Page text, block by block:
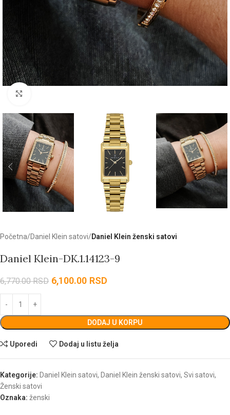
Početna Daniel Klein satovi Daniel Klein ženski satovi
Daniel Klein-DK.1.14123-9
6,770.00RSD 6,100.00 RSD
DODAJ U KORPU
Uporedi Dodaj u listu želja
Kategorije: Daniel Klein satovi, Daniel Klein ženski satovi, Svi satovi,
Ženski satovi
Oznaka: ženski